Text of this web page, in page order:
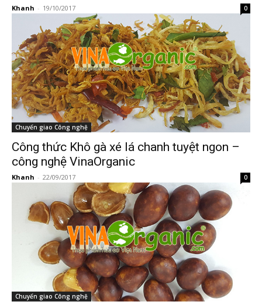
Khanh - 19/10/2017 0
Chuyển giao Công nghệ
Công thức Khô gà xé lá chanh tuyệt ngon –
công nghệ VinaOrganic
Khanh - 22/09/2017 0
Chuyển giao Công nghệ